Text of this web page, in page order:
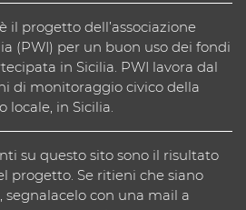
il progetto dell’associazione
(PWI) per un buon uso dei fondi
in Sicilia. PWI lavora dal
di monitoraggio civico della
locale, in Sicilia.
su questo sito sono il risultato
progetto. Se ritieni che siano
con una mail a